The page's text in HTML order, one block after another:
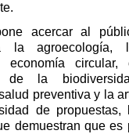
acercar al
la agroecología,
economía
de la
preventiva y la
de propuestas,
demuestran que es